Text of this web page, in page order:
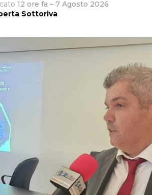
12 ore fa – 7 Agosto 2026
Sottoriva